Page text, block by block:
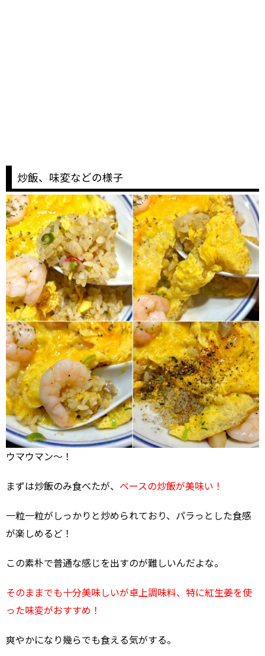
炒飯、味変などの様子
ウマウマン～！
まずは炒飯のみ食べたが、 ベースの炒飯が美味い！
一粒一粒がしっかりと炒められており、パラっとした食感
が楽しめるど！
この素朴で普通な感じを出すのが難しいんだよな。
そのままでも十分美味しいが卓上調味料、特に紅生姜を使
った味変がおすすめ！
爽やかになり幾らでも食える気がする。